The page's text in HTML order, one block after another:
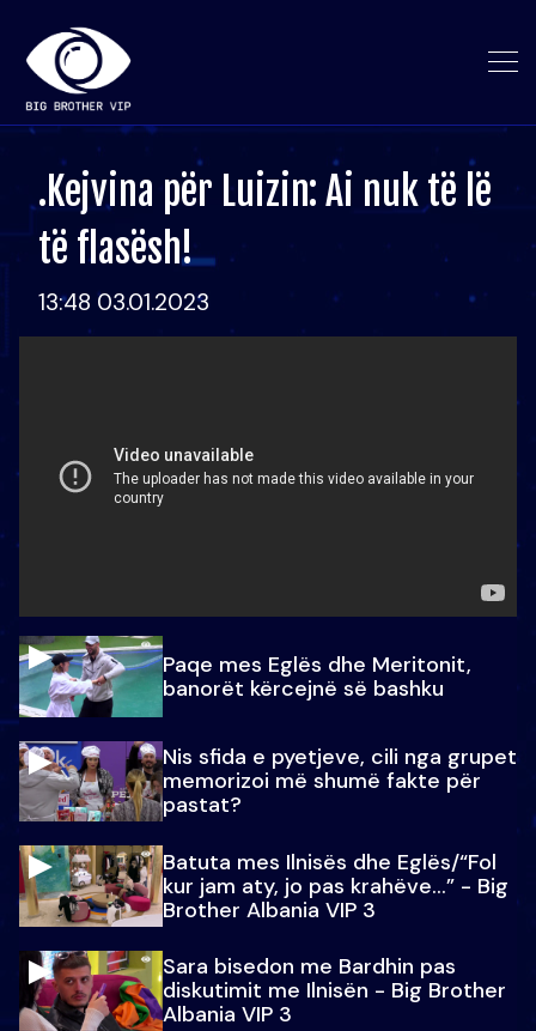
.Kejvina për Luizin: Ai nuk të lë
të flasësh!
13:48 03.01.2023
Paqe mes Eglës dhe Meritonit,
banorët kërcejnë së bashku
Nis sfida e pyetjeve, cili nga grupet
memorizoi më shumë fakte për
pastat?
Batuta mes Ilnisës dhe Eglës/“Fol
kur jam aty, jo pas krahëve…” - Big
Brother Albania VIP 3
Sara bisedon me Bardhin pas
diskutimit me Ilnisën - Big Brother
Albania VIP 3